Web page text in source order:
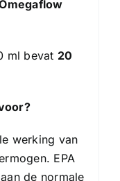
ml bevat 20
werking van
EPA
de normale